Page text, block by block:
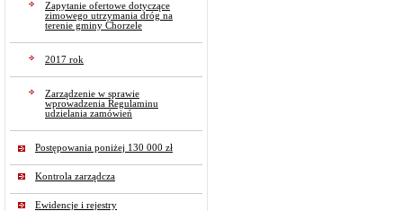
Zapytanie ofertowe dotyczące
zimowego utrzymania dróg na
terenie gminy Chorzele
2017 rok
Zarządzenie w sprawie
wprowadzenia Regulaminu
udzielania zamówień
Postępowania poniżej 130 000 zł
Kontrola zarządcza
Ewidencje i rejestry